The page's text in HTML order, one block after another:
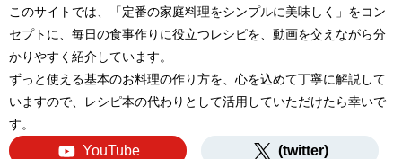
このサイトでは、「定番の家庭料理をシンプルに美味しく」をコン
セプトに、毎日の食事作りに役立つレシピを、動画を交えながら分
かりやすく紹介しています。
ずっと使える基本のお料理の作り方を、心を込めて丁寧に解説して
いますので、レシピ本の代わりとして活用していただけたら幸いで
す。
YouTube (twitter)